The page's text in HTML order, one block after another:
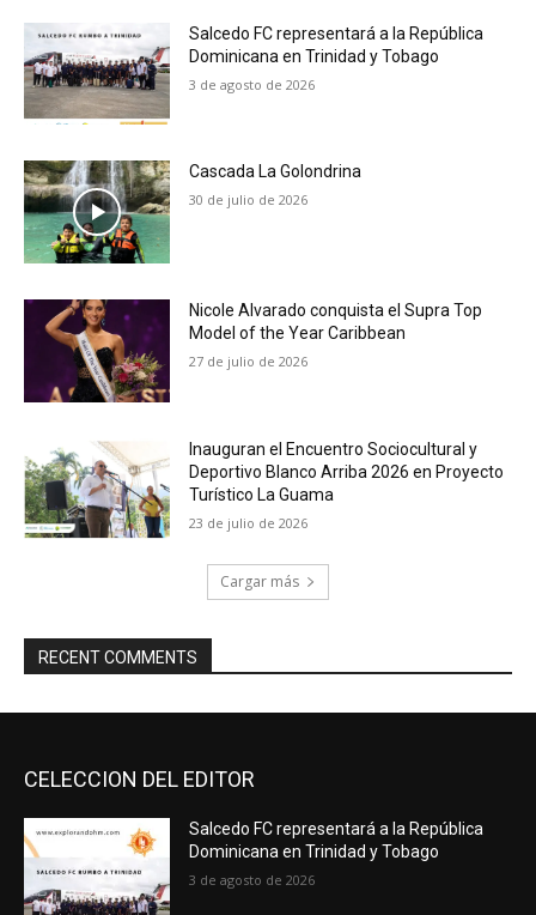
Salcedo FC representará a la República
Dominicana en Trinidad y Tobago
3 de agosto de 2026
Cascada La Golondrina
30 de julio de 2026
Nicole Alvarado conquista el Supra Top
Model of the Year Caribbean
27 de julio de 2026
Inauguran el Encuentro Sociocultural y
Deportivo Blanco Arriba 2026 en Proyecto
Turístico La Guama
23 de julio de 2026
Cargar más
RECENT COMMENTS
CELECCION DEL EDITOR
Salcedo FC representará a la República
Dominicana en Trinidad y Tobago
3 de agosto de 2026